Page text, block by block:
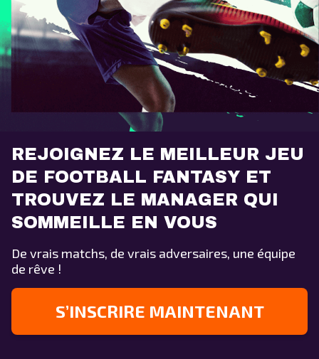
REJOIGNEZ LE MEILLEUR JEU
DE FOOTBALL FANTASY ET
TROUVEZ LE MANAGER QUI
SOMMEILLE EN VOUS
De vrais matchs, de vrais adversaires, une équipe
de rêve !
S’INSCRIRE MAINTENANT